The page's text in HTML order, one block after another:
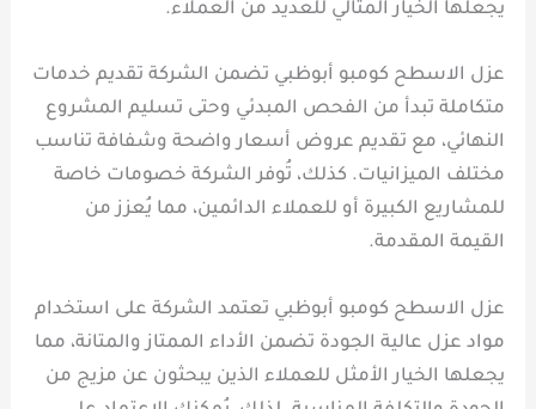
يجعلها الخيار المثالي للعديد من العملاء.
عزل الاسطح كومبو أبوظبي تضمن الشركة تقديم خدمات
متكاملة تبدأ من الفحص المبدئي وحتى تسليم المشروع
النهائي، مع تقديم عروض أسعار واضحة وشفافة تناسب
مختلف الميزانيات. كذلك، تُوفر الشركة خصومات خاصة
للمشاريع الكبيرة أو للعملاء الدائمين، مما يُعزز من
القيمة المقدمة.
عزل الاسطح كومبو أبوظبي تعتمد الشركة على استخدام
مواد عزل عالية الجودة تضمن الأداء الممتاز والمتانة، مما
يجعلها الخيار الأمثل للعملاء الذين يبحثون عن مزيج من